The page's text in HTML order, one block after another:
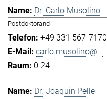
Dr. Carlo Musolino
Postdoktorand
+49 331 567-7170
carlo.musolino@...
0.24
Dr. Joaquin Pelle